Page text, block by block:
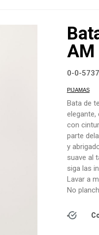
AM
0-0-
PIJAMAS
Bata de
elegante,
con
parte
y
suave al
siga las
Lavar a
No